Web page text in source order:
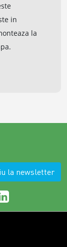
in
la
la newsletter